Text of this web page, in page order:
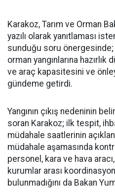
Karakoz, Tarım ve Orman
yazılı olarak yanıtlaması
sunduğu soru önergesinde;
orman yangınlarına
ve araç kapasitesini ve
gündeme getirdi.
Yangının çıkış nedeninin
soran Karakoz; ilk tespit,
müdahale saatlerinin
müdahale aşamasında
personel, kara ve hava
kurumlar arası
bulunmadığını da Bakan